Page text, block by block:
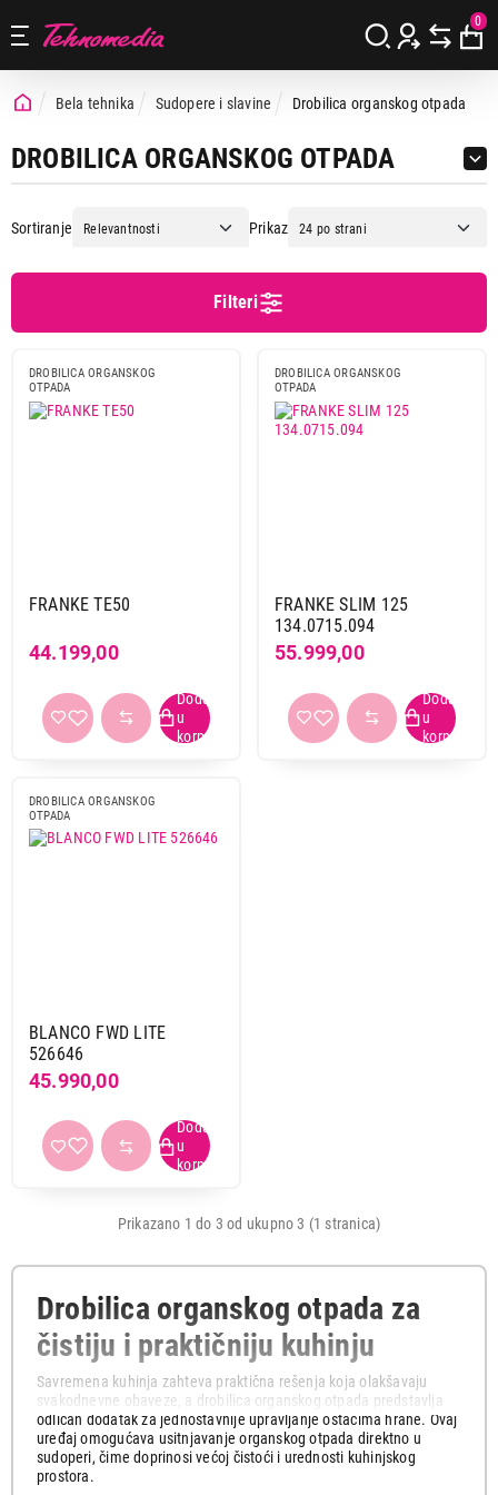
0
Bela tehnika Sudopere i slavine Drobilica organskog otpada
Cena od Cena do
DROBILICA ORGANSKOG OTPADA
Sortiranje Prikaz
Filteri
DROBILICA ORGANSKOG
OTPADA
FRANKE TE50
44.199,00
DROBILICA ORGANSKOG
OTPADA
FRANKE SLIM 125
134.0715.094
55.999,00
DROBILICA ORGANSKOG
OTPADA
BLANCO FWD LITE
526646
45.990,00
Prikazano 1 do 3 od ukupno 3 (1 stranica)
Drobilica organskog otpada za
čistiju i praktičniju kuhinju
Savremena kuhinja zahteva praktična rešenja koja olakšavaju
svakodnevne obaveze, a drobilica organskog otpada predstavlja
odličan dodatak za jednostavnije upravljanje ostacima hrane. Ovaj
uređaj omogućava usitnjavanje organskog otpada direktno u
sudoperi, čime doprinosi većoj čistoći i urednosti kuhinjskog
prostora.